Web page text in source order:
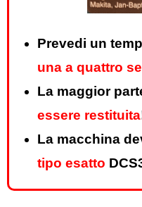
Prevedi un
una a quattro
La maggior
essere restituita
La macchina
tipo esatto